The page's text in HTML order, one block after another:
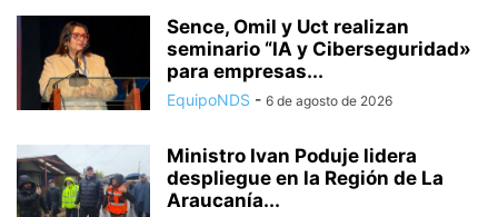
Sence, Omil y Uct realizan
seminario “IA y Ciberseguridad»
para empresas...
EquipoNDS - 6 de agosto de 2026
Ministro Ivan Poduje lidera
despliegue en la Región de La
Araucanía...